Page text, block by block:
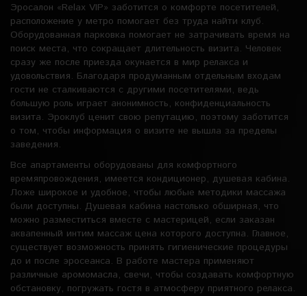
Эросалон «Relax VIP» заботится о комфорте посетителей,
расположение у метро помогает без труда найти клуб.
Оборудованная парковка помогает не затрачивать время на
поиск места, что сокращает длительность визита. Человек
сразу же после приезда окунается в мир релакса и
удовольствия. Благодаря продуманным отдельным входам
гости не сталкиваются с другими посетителями, ведь
большую роль играет анонимность, конфиденциальность
визита. Эроклуб ценит свою репутацию, поэтому заботится
о том, чтобы информация о визите не вышла за пределы
заведения.
Все апартаменты оборудованы для комфортного
времяпровождения, имеется кондиционер, душевая кабина.
Ложе широкое и удобное, чтобы любые методики массажа
были доступны. Душевая кабина настолько обширная, что
можно разместиться вместе с мастерицей, если заказан
аквапенный интим массаж цена которого доступна. Главное,
существует возможность принять гигиенические процедуры
до и после эросеанса. В работе мастера применяют
различные аромомасла, свечи, чтобы создавать комфортную
обстановку, погружать гостя в атмосферу приятного релакса.